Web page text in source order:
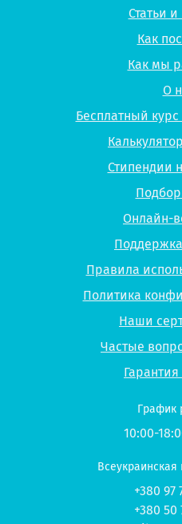
Статьи и
Как
Как мы
О
Бесплатный
Стипендии
Онлайн-
Правила
Политика
Наши
Частые
График
10:00-
Всеукраинская
+380 97
+380 50